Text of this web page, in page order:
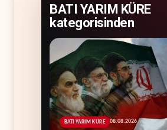
BATI YARIM KÜRE
kategorisinden
BATI YARIM KÜRE 08.08.2026